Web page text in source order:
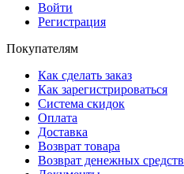
Войти
Регистрация
Покупателям
Как сделать заказ
Как зарегистрироваться
Система скидок
Оплата
Доставка
Возврат товара
Возврат денежных средств